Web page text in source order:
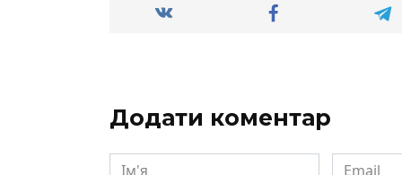
Додати коментар
Ім'я Email